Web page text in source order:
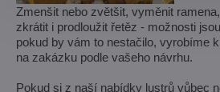
Zmenšit nebo zvětšit, vyměnit
zkrátit i prodloužit řetěz - možnosti
pokud by vám to nestačilo, vyrobíme
na zakázku podle vašeho návrhu.
Pokud si z naší nabídky lustrů vůbec